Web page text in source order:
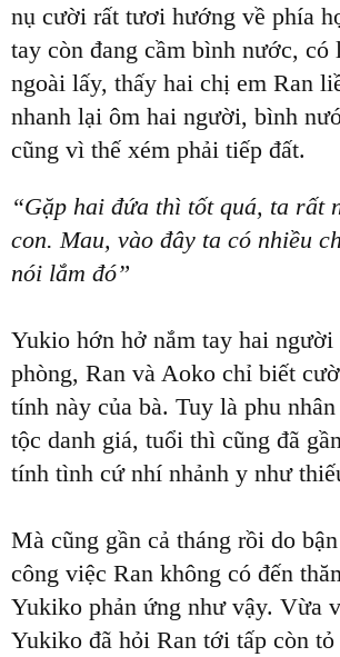
nụ cười rất tươi hướng về phía
tay còn đang cầm bình nước, có
ngoài lấy, thấy hai chị em Ran
nhanh lại ôm hai người, bình
cũng vì thế xém phải tiếp đất.
“Gặp hai đứa thì tốt quá, ta rất
con. Mau, vào đây ta có nhiều
nói lắm đó”
Yukio hớn hở nắm tay hai người
phòng, Ran và Aoko chỉ biết
tính này của bà. Tuy là phu
tộc danh giá, tuổi thì cũng đã
tính tình cứ nhí nhảnh y như
Mà cũng gần cả tháng rồi do
công việc Ran không có đến
Yukiko phản ứng như vậy. Vừa
Yukiko đã hỏi Ran tới tấp còn